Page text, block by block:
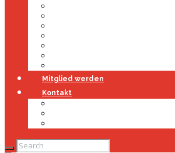
Mitglied werden
Kontakt